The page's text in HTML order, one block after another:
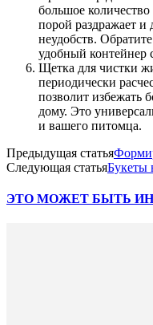
большое
порой раздражает и
неудобств.
удобный контейнер
Щетка для чистки
периодически
позволит избежать
дому. Это
и вашего питомца.
Предыдущая статья
Следующая статьяБукеты
ЭТО МОЖЕТ БЫТЬ